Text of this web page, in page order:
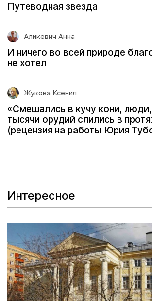
Путеводная звезда
Аликевич Анна
И ничего во всей природе
не хотел
Жукова Ксения
«Смешались в кучу кони,
тысячи орудий слились в
(рецензия на работы Юрия
Интересное